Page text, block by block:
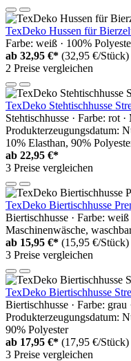
TexDeko Hussen für
Farbe: weiß · 100%
ab 32,95 €* (32,95 €/Stück)
2 Preise vergleichen
TexDeko Stehtischhusse
Stehtischhusse · Farbe: rot
Produkterzeugungsdatum:
10% Elasthan, 90%
ab 22,95 €*
3 Preise vergleichen
TexDeko Biertischhusse
Biertischhusse · Farbe:
Maschinenwäsche,
ab 15,95 €* (15,95 €/Stück)
3 Preise vergleichen
TexDeko Biertischhusse
Biertischhusse · Farbe: grau
Produkterzeugungsdatum:
90% Polyester
ab 17,95 €* (17,95 €/Stück)
3 Preise vergleichen